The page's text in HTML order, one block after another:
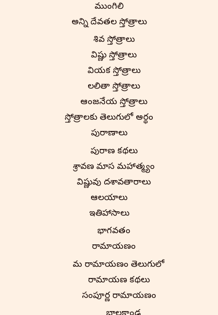
ముంగిలి
అన్ని దేవతల స్తోత్రాలు
శివ స్తోత్రాలు
విష్ణు స్తోత్రాలు
వినాయక స్తోత్రాలు
లలితా స్తోత్రాలు
ఆంజనేయ స్తోత్రాలు
స్తోత్రాలకు తెలుగులో అర్థం
పురాణాలు
పురాణ కథలు
శ్రావణ మాస మహాత్మ్యం
విష్ణువు దశావతారాలు
ఆలయాలు
ఇతిహాసాలు
భాగవతం
రామాయణం
నామ రామాయణం తెలుగులో
రామాయణ కథలు
సంపూర్ణ రామాయణం